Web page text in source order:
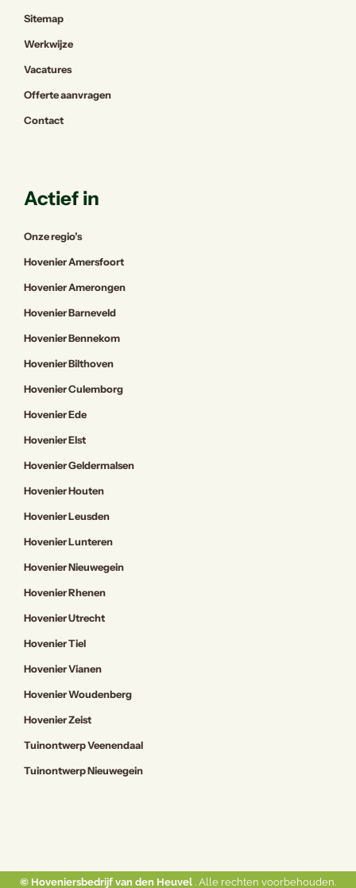
Sitemap
Werkwijze
Vacatures
Offerte aanvragen
Contact
Actief in
Onze regio’s
Hovenier Amersfoort
Hovenier Amerongen
Hovenier Barneveld
Hovenier Bennekom
Hovenier Bilthoven
Hovenier Culemborg
Hovenier Ede
Hovenier Elst
Hovenier Geldermalsen
Hovenier Houten
Hovenier Leusden
Hovenier Lunteren
Hovenier Nieuwegein
Hovenier Rhenen
Hovenier Utrecht
Hovenier Tiel
Hovenier Vianen
Hovenier Woudenberg
Hovenier Zeist
Tuinontwerp Veenendaal
Tuinontwerp Nieuwegein
© Hoveniersbedrijf van den Heuvel . Alle rechten voorbehouden.